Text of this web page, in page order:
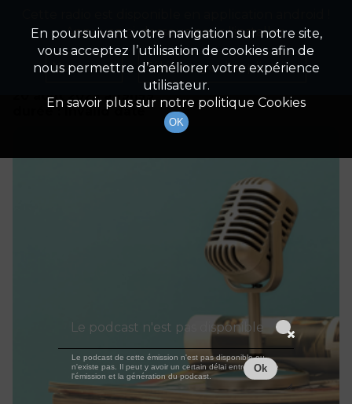
Détails De L'épisode
20 août 2023
à 19h59
durée : Invalid date
En poursuivant votre navigation sur notre site,
vous acceptez l’utilisation de cookies afin de
nous permettre d’améliorer votre expérience
utilisateur.
En savoir plus sur notre politique Cookies
OK
Appuyez ci-dessous pour l'installer.
Non merci Télécharger l'application
Le podcast n'est pas disponible
Le podcast de cette émission n'est pas disponible ou
n'existe pas. Il peut y avoir un certain délai entre la fin de
l'émission et la génération du podcast.
Ok